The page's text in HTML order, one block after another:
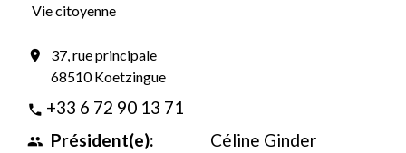
Vie citoyenne
location_on
37, rue principale
68510 Koetzingue
phone +33 6 72 90 13 71
people Président(e):
Céline Ginder